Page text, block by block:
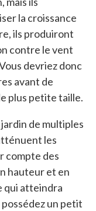
la croissance
ils produiront
contre le vent
devriez donc
avant de
plus petite taille.
de multiples
les
compte des
hauteur et en
qui atteindra
un petit